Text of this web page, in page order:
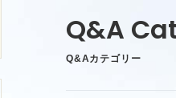
Q&Aカテゴリー